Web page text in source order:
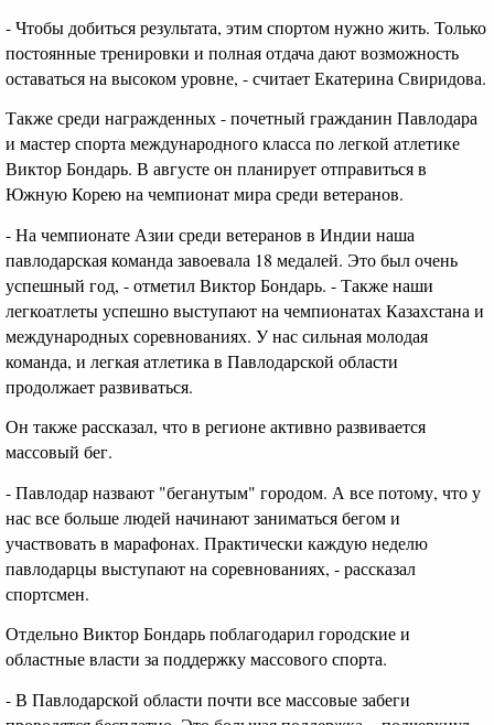
- Чтобы добиться результата, этим спортом нужно жить. Только
постоянные тренировки и полная отдача дают возможность
оставаться на высоком уровне, - считает Екатерина Свиридова.
Также среди награжденных - почетный гражданин Павлодара
и мастер спорта международного класса по легкой атлетике
Виктор Бондарь. В августе он планирует отправиться в
Южную Корею на чемпионат мира среди ветеранов.
- На чемпионате Азии среди ветеранов в Индии наша
павлодарская команда завоевала 18 медалей. Это был очень
успешный год, - отметил Виктор Бондарь. - Также наши
легкоатлеты успешно выступают на чемпионатах Казахстана и
международных соревнованиях. У нас сильная молодая
команда, и легкая атлетика в Павлодарской области
продолжает развиваться.
Он также рассказал, что в регионе активно развивается
массовый бег.
- Павлодар назвают "беганутым" городом. А все потому, что у
нас все больше людей начинают заниматься бегом и
участвовать в марафонах. Практически каждую неделю
павлодарцы выступают на соревнованиях, - рассказал
спортсмен.
Отдельно Виктор Бондарь поблагодарил городские и
областные власти за поддержку массового спорта.
- В Павлодарской области почти все массовые забеги